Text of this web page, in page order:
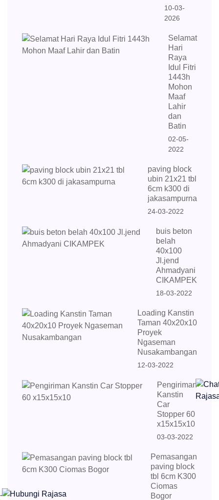
10-03-
2026
Selamat
Hari
Raya
Idul Fitri
1443h
Mohon
Maaf
Lahir
dan
Batin
02-05-
2022
paving block
ubin 21x21 tbl
6cm k300 di
jakasampurna
24-03-2022
buis beton
belah
40x100
Jl.jend
Ahmadyani
CIKAMPEK
18-03-2022
Loading Kanstin
Taman 40x20x10
Proyek
Ngaseman
Nusakambangan
12-03-2022
Pengiriman
Kanstin
Car
Stopper 60
x15x15x10
03-03-2022
Pemasangan
paving block
tbl 6cm K300
Ciomas
Bogor
.